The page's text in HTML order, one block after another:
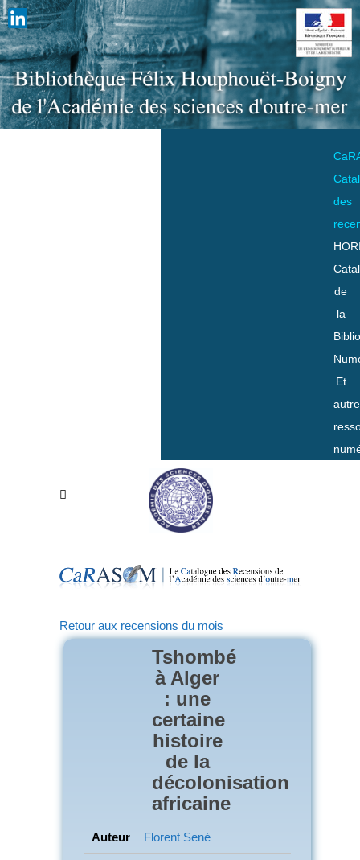
des
de
la
Et
Retour aux recensions du mois
Tshombé
à Alger
: une
certaine
histoire
de la
décolonisation
africaine
Auteur Florent Sené